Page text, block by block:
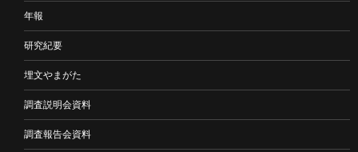
年報
研究紀要
埋文やまがた
調査説明会資料
調査報告会資料